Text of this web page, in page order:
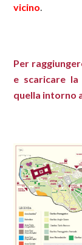
vicino.
Per
e scaricare
quella intorno